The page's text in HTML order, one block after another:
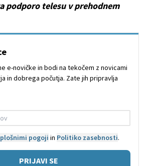
podporo telesu v prehodnem
e-novičke in bodi na tekočem z novicami
in dobrega počutja. Zate jih pripravlja
pogoji in Politiko zasebnosti.
PRIJAVI SE